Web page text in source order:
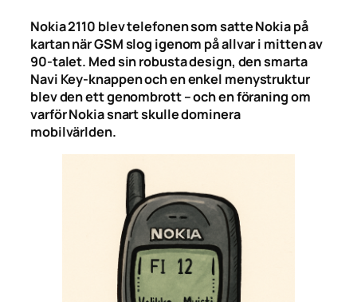
Nokia 2110 blev telefonen som satte Nokia på
kartan när GSM slog igenom på allvar i mitten av
90-talet. Med sin robusta design, den smarta
Navi Key-knappen och en enkel menystruktur
blev den ett genombrott – och en föraning om
varför Nokia snart skulle dominera
mobilvärlden.